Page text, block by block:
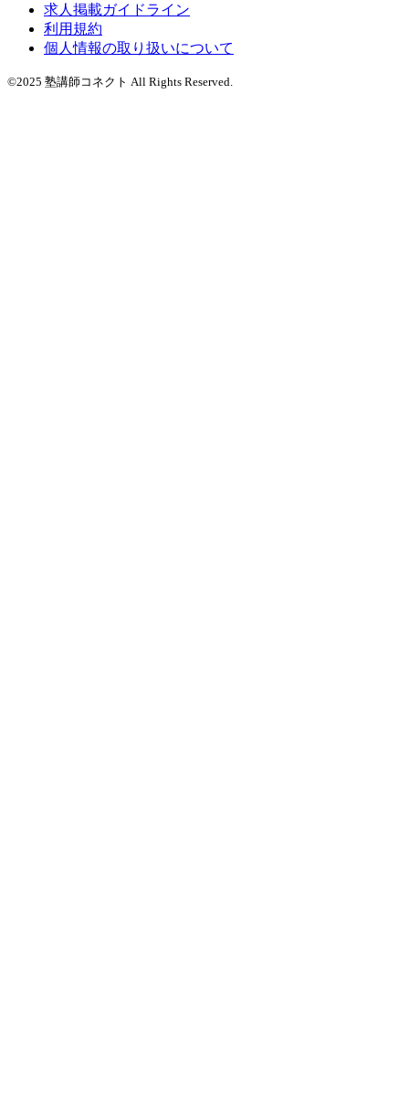
求人掲載ガイドライン
利用規約
個人情報の取り扱いについて
©2025 塾講師コネクト All Rights Reserved.